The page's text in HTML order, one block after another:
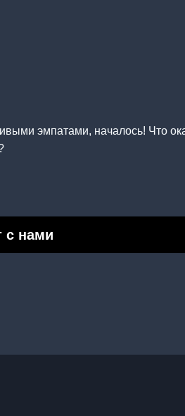
эмпатами, началось! Что
с нами